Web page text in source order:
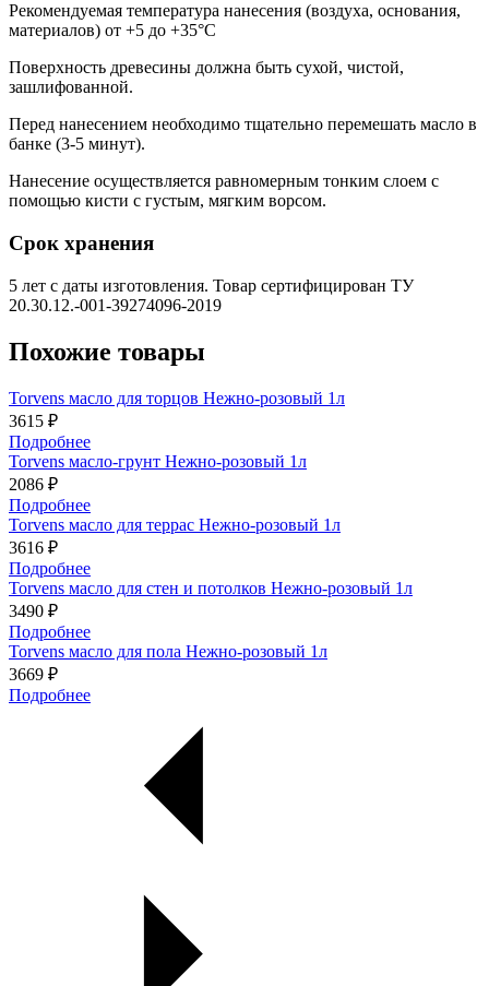
Рекомендуемая температура нанесения (воздуха, основания,
материалов) от +5 до +35°С
Поверхность древесины должна быть сухой, чистой,
зашлифованной.
Перед нанесением необходимо тщательно перемешать масло в
банке (3-5 минут).
Нанесение осуществляется равномерным тонким слоем с
помощью кисти с густым, мягким ворсом.
Срок хранения
5 лет с даты изготовления. Товар сертифицирован ТУ
20.30.12.-001-39274096-2019
Похожие товары
Torvens масло для торцов Нежно-розовый 1л
3615 ₽
Подробнее
Torvens масло-грунт Нежно-розовый 1л
2086 ₽
Подробнее
Torvens масло для террас Нежно-розовый 1л
3616 ₽
Подробнее
Torvens масло для стен и потолков Нежно-розовый 1л
3490 ₽
Подробнее
Torvens масло для пола Нежно-розовый 1л
3669 ₽
Подробнее